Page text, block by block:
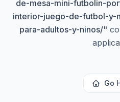
de-mesa-mini-futbolin-
interior-juego-de-futbol-y-
para-adultos-y-ninos/"
Go